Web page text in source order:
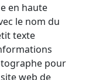
en haute
le nom du
texte
pour
web de